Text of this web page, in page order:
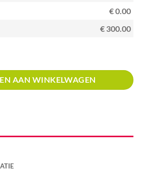
€ 0.00
€ 300.00
AAN WINKELWAGEN